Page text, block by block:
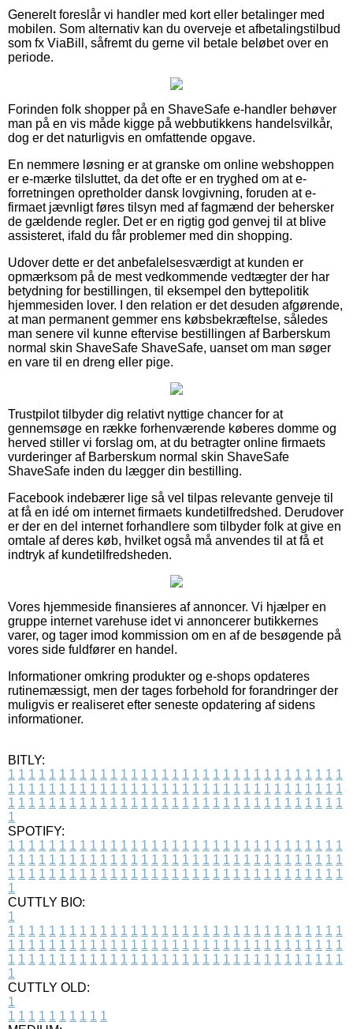
Generelt foreslår vi handler med kort eller betalinger med
mobilen. Som alternativ kan du overveje et afbetalingstilbud
som fx ViaBill, såfremt du gerne vil betale beløbet over en
periode.
Forinden folk shopper på en ShaveSafe e-handler behøver
man på en vis måde kigge på webbutikkens handelsvilkår,
dog er det naturligvis en omfattende opgave.
En nemmere løsning er at granske om online webshoppen
er e-mærke tilsluttet, da det ofte er en tryghed om at e-
forretningen opretholder dansk lovgivning, foruden at e-
firmaet jævnligt føres tilsyn med af fagmænd der behersker
de gældende regler. Det er en rigtig god genvej til at blive
assisteret, ifald du får problemer med din shopping.
Udover dette er det anbefalelsesværdigt at kunden er
opmærksom på de mest vedkommende vedtægter der har
betydning for bestillingen, til eksempel den byttepolitik
hjemmesiden lover. I den relation er det desuden afgørende,
at man permanent gemmer ens købsbekræftelse, således
man senere vil kunne eftervise bestillingen af Barberskum
normal skin ShaveSafe ShaveSafe, uanset om man søger
en vare til en dreng eller pige.
Trustpilot tilbyder dig relativt nyttige chancer for at
gennemsøge en række forhenværende køberes domme og
herved stiller vi forslag om, at du betragter online firmaets
vurderinger af Barberskum normal skin ShaveSafe
ShaveSafe inden du lægger din bestilling.
Facebook indebærer lige så vel tilpas relevante genveje til
at få en idé om internet firmaets kundetilfredshed. Derudover
er der en del internet forhandlere som tilbyder folk at give en
omtale af deres køb, hvilket også må anvendes til at få et
indtryk af kundetilfredsheden.
Vores hjemmeside finansieres af annoncer. Vi hjælper en
gruppe internet varehuse idet vi annoncerer butikkernes
varer, og tager imod kommission om en af de besøgende på
vores side fuldfører en handel.
Informationer omkring produkter og e-shops opdateres
rutinemæssigt, men der tages forbehold for forandringer der
muligvis er realiseret efter seneste opdatering af sidens
informationer.
BITLY:
1 1 1 1 1 1 1 1 1 1 1 1 1 1 1 1 1 1 1 1 1 1 1 1 1 1 1 1 1 1 1 1 1
1 1 1 1 1 1 1 1 1 1 1 1 1 1 1 1 1 1 1 1 1 1 1 1 1 1 1 1 1 1 1 1 1
1 1 1 1 1 1 1 1 1 1 1 1 1 1 1 1 1 1 1 1 1 1 1 1 1 1 1 1 1 1 1 1 1
1
SPOTIFY:
1 1 1 1 1 1 1 1 1 1 1 1 1 1 1 1 1 1 1 1 1 1 1 1 1 1 1 1 1 1 1 1 1
1 1 1 1 1 1 1 1 1 1 1 1 1 1 1 1 1 1 1 1 1 1 1 1 1 1 1 1 1 1 1 1 1
1 1 1 1 1 1 1 1 1 1 1 1 1 1 1 1 1 1 1 1 1 1 1 1 1 1 1 1 1 1 1 1 1
1
CUTTLY BIO:
1
1 1 1 1 1 1 1 1 1 1 1 1 1 1 1 1 1 1 1 1 1 1 1 1 1 1 1 1 1 1 1 1 1
1 1 1 1 1 1 1 1 1 1 1 1 1 1 1 1 1 1 1 1 1 1 1 1 1 1 1 1 1 1 1 1 1
1 1 1 1 1 1 1 1 1 1 1 1 1 1 1 1 1 1 1 1 1 1 1 1 1 1 1 1 1 1 1 1 1
1
CUTTLY OLD:
1
1 1 1 1 1 1 1 1 1 1